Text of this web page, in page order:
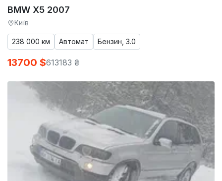
BMW X5 2007
Київ
238 000 км Автомат Бензин, 3.0
13700 $613183 ₴